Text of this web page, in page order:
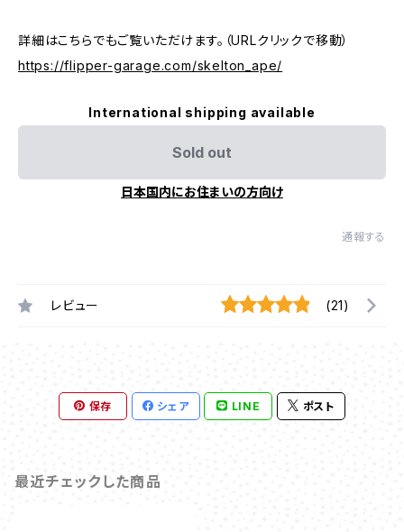
詳細はこちらでもご覧いただけます。（URLクリックで移動）
https://flipper-garage.com/skelton_ape/
International shipping available
Sold out
日本国内にお住まいの方向け
通報する
レビュー (21)
保存 シェア LINE ポスト
最近チェックした商品